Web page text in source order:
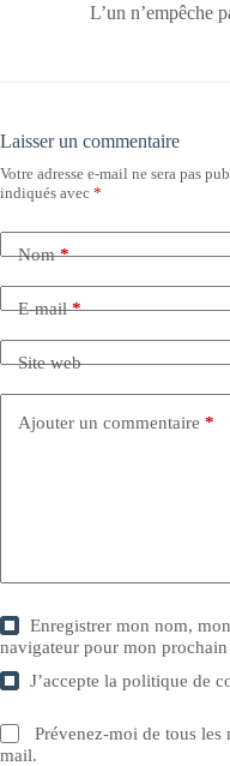
L’un n’empêche
Laisser un commentaire
Votre adresse e-mail ne sera pas
indiqués avec *
Nom*
E-mail*
Site web
Ajouter un commentaire *
Enregistrer mon nom,
navigateur pour mon
J’accepte lapolitique de
Prévenez-moi de tous
mail.